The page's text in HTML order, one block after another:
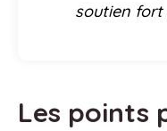
soutien fort
Les points